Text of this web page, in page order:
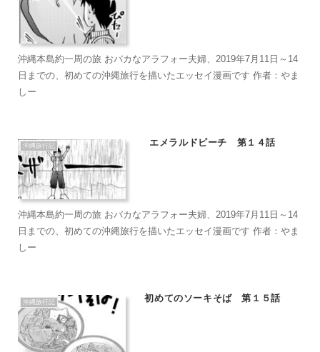
沖縄本島約一周の旅 おバカなアラフォー夫婦、2019年7月11日～14
日までの、初めての沖縄旅行を描いたエッセイ漫画です 作者：やま
しー
沖縄旅行記 エメラルドビーチ 第１４話
沖縄本島約一周の旅 おバカなアラフォー夫婦、2019年7月11日～14
日までの、初めての沖縄旅行を描いたエッセイ漫画です 作者：やま
しー
沖縄旅行記 初めてのソーキそば 第１５話